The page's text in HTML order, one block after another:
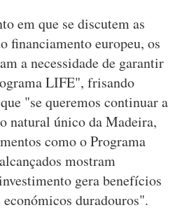
em que se discutem as
financiamento europeu, os
a necessidade de garantir
LIFE", frisando
"se queremos continuar a
natural único da Madeira,
como o Programa
mostram
gera benefícios
duradouros".